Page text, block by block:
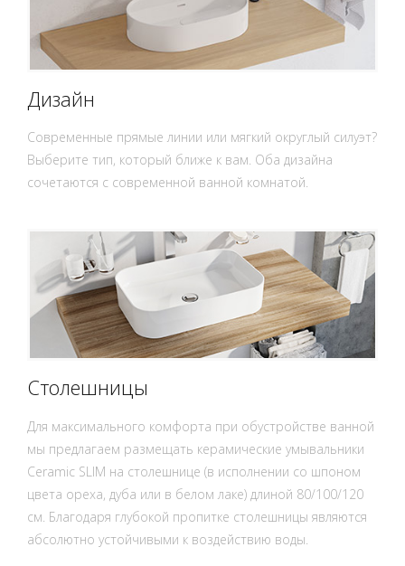
Дизайн
Современные прямые линии или мягкий округлый силуэт?
Выберите тип, который ближе к вам. Оба дизайна
сочетаются с современной ванной комнатой.
Столешницы
Для максимального комфорта при обустройстве ванной
мы предлагаем размещать керамические умывальники
Ceramic SLIM на столешнице (в исполнении со шпоном
цвета ореха, дуба или в белом лаке) длиной 80/100/120
см. Благодаря глубокой пропитке столешницы являются
абсолютно устойчивыми к воздействию воды.